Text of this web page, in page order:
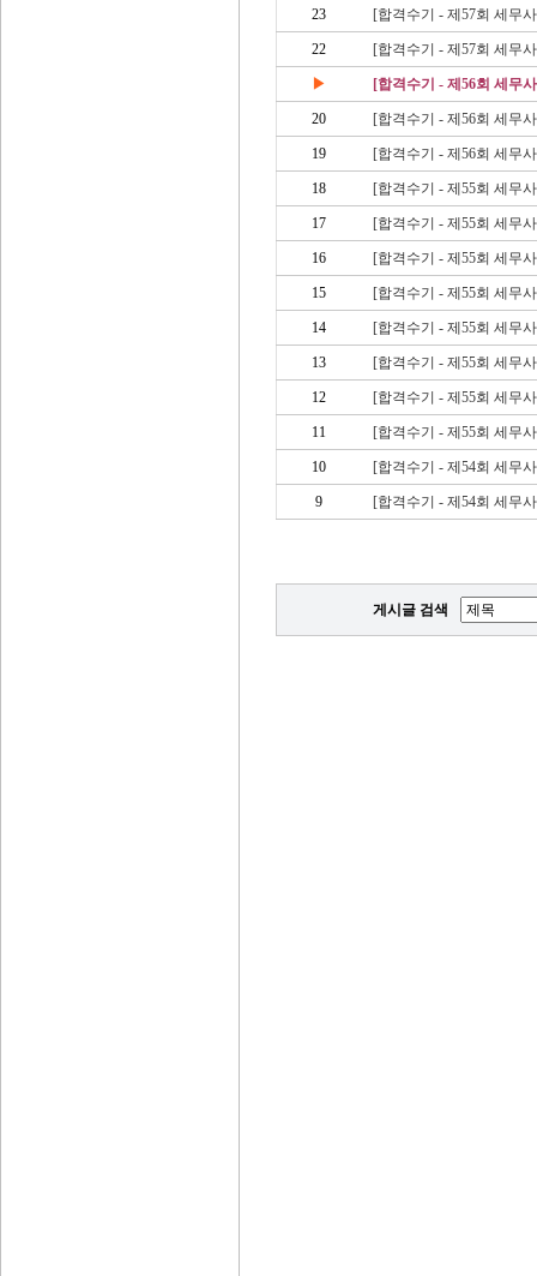
23 [합격수기 - 제57회 세무
22 [합격수기 - 제57회 세무
▶ [합격수기 - 제56회 세무
20 [합격수기 - 제56회 세무
19 [합격수기 - 제56회 세무
18 [합격수기 - 제55회 세무
17 [합격수기 - 제55회 세무
16 [합격수기 - 제55회 세무
15 [합격수기 - 제55회 세무
14 [합격수기 - 제55회 세무
13 [합격수기 - 제55회 세무
12 [합격수기 - 제55회 세무
11 [합격수기 - 제55회 세무
10 [합격수기 - 제54회 세무
9 [합격수기 - 제54회 세무
게시글 검색